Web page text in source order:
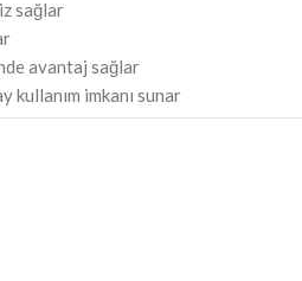
sağlar
avantaj sağlar
kullanım imkanı sunar